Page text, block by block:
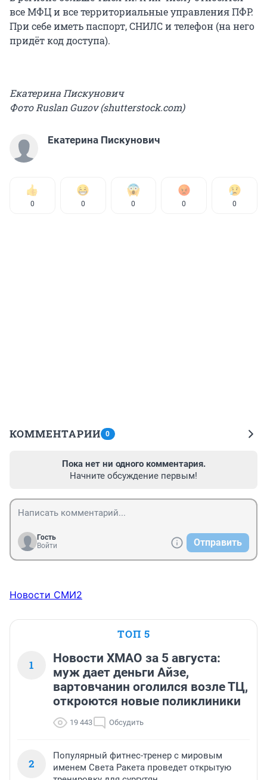
все МФЦ и все территориальные управления ПФР.
При себе иметь паспорт, СНИЛС и телефон (на него
придёт код доступа).
Екатерина Пискунович
Фото Ruslan Guzov (shutterstock.com)
Екатерина Пискунович
0 0 0 0 0
КОММЕНТАРИИ 0
Пока нет ни одного комментария.
Начните обсуждение первым!
Гость
Войти
Отправить
Новости СМИ2
ТОП 5
1
Новости ХМАО за 5 августа:
муж дает деньги Айзе,
вартовчанин оголился возле ТЦ,
откроются новые поликлиники
19 443 Обсудить
2
Популярный фитнес-тренер с мировым
именем Света Ракета проведет открытую